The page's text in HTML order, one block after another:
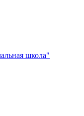
школа"